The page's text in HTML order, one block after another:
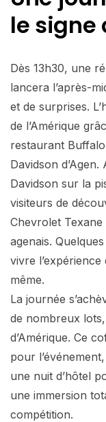
le signe
Dès 13h30, une
lancera l’après-
et de surprises.
de l’Amérique
restaurant
Davidson
Davidson sur la
visiteurs de
Chevrolet Texane
agenais.
vivre
même.
La journée
de nombreux
d’Amérique. Ce
pour
une nuit d’hôtel
une immersion
compétition.